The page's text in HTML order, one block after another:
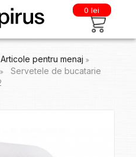
0 lei
Articole pentru menaj
Servetele de bucatarie